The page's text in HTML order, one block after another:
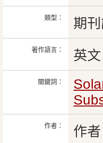
類型： 期
著作語言： 英文
關鍵詞：
作者：
作